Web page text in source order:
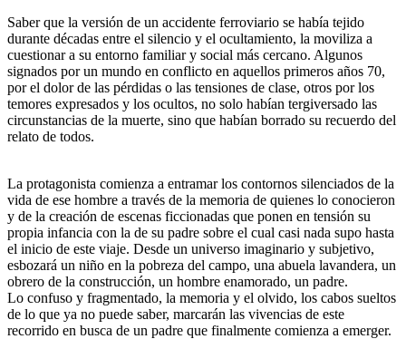
Saber que la versión de un accidente ferroviario se había tejido
durante décadas entre el silencio y el ocultamiento, la moviliza a
cuestionar a su entorno familiar y social más cercano. Algunos
signados por un mundo en conflicto en aquellos primeros años 70,
por el dolor de las pérdidas o las tensiones de clase, otros por los
temores expresados y los ocultos, no solo habían tergiversado las
circunstancias de la muerte, sino que habían borrado su recuerdo del
relato de todos.
La protagonista comienza a entramar los contornos silenciados de la
vida de ese hombre a través de la memoria de quienes lo conocieron
y de la creación de escenas ficcionadas que ponen en tensión su
propia infancia con la de su padre sobre el cual casi nada supo hasta
el inicio de este viaje. Desde un universo imaginario y subjetivo,
esbozará un niño en la pobreza del campo, una abuela lavandera, un
obrero de la construcción, un hombre enamorado, un padre.
Lo confuso y fragmentado, la memoria y el olvido, los cabos sueltos
de lo que ya no puede saber, marcarán las vivencias de este
recorrido en busca de un padre que finalmente comienza a emerger.